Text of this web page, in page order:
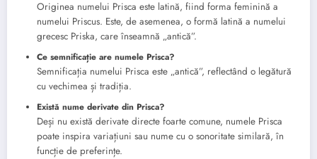
Originea numelui Prisca este latină, fiind forma feminină a
numelui Priscus. Este, de asemenea, o formă latină a numelui
grecesc Priska, care înseamnă „antică”.
Ce semnificație are numele Prisca?
Semnificația numelui Prisca este „antică”, reflectând o legătură
cu vechimea și tradiția.
Există nume derivate din Prisca?
Deși nu există derivate directe foarte comune, numele Prisca
poate inspira variațiuni sau nume cu o sonoritate similară, în
funcție de preferințe.